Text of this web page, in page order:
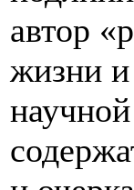
автор
жизни и